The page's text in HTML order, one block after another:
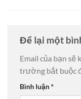
Để lại một
Email của bạn sẽ
trường bắt buộc
Bình luận*